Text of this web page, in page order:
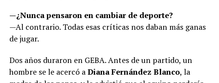
—¿Nunca pensaron en cambiar de deporte?
—Al contrario. Todas esas críticas nos daban más ganas
de jugar.
Dos años duraron en GEBA. Antes de un partido, un
hombre se le acercó aDiana Fernández Blanco, la